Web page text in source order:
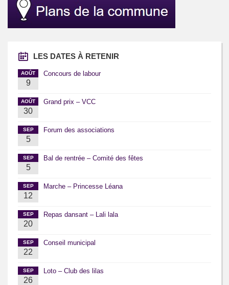
LES DATES À RETENIR
AOÛT
9
Concours de labour
AOÛT
30
Grand prix – VCC
SEP
5
Forum des associations
SEP
5
Bal de rentrée – Comité des fêtes
SEP
12
Marche – Princesse Léana
SEP
20
Repas dansant – Lali lala
SEP
22
Conseil municipal
SEP
26
Loto – Club des lilas